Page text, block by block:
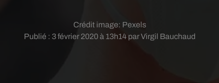
Publié : 3 février 2020 à 13h14 par Virgil Bauchaud
Crédit image: Pexels